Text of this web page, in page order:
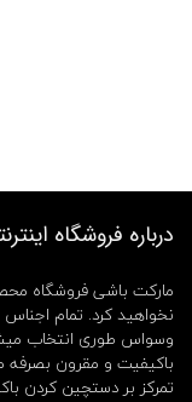
درباره فروشگاه
مارکت باشی فروشگاه
نخواهید کرد. تمام
وسواس طوری انتخاب
باکیفیت و مقرون بصرفه
تمرکز بر دستچین کردن